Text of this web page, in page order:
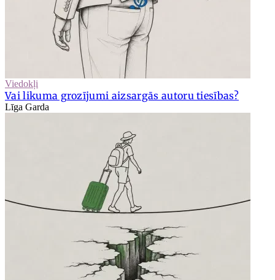
Viedokļi
Vai likuma grozījumi aizsargās autoru tiesības?
Līga Garda